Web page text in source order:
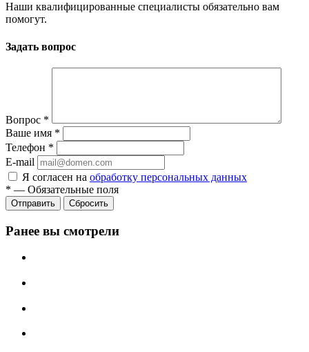
Наши квалифицированные специалисты обязательно вам
помогут.
Задать вопрос
Вопрос *
Ваше имя *
Телефон *
E-mail
Я согласен на обработку персональных данных
* — Обязательные поля
Сбросить
Ранее вы смотрели